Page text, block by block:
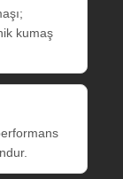
kumaş